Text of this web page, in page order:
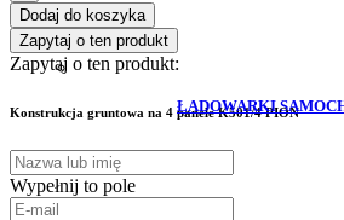
ŁADOWARKI
Dodaj do koszyka
Zapytaj o ten produkt
Zapytaj o ten produkt:
Konstrukcja gruntowa na 4 panele K501/4 PION
Wypełnij to pole